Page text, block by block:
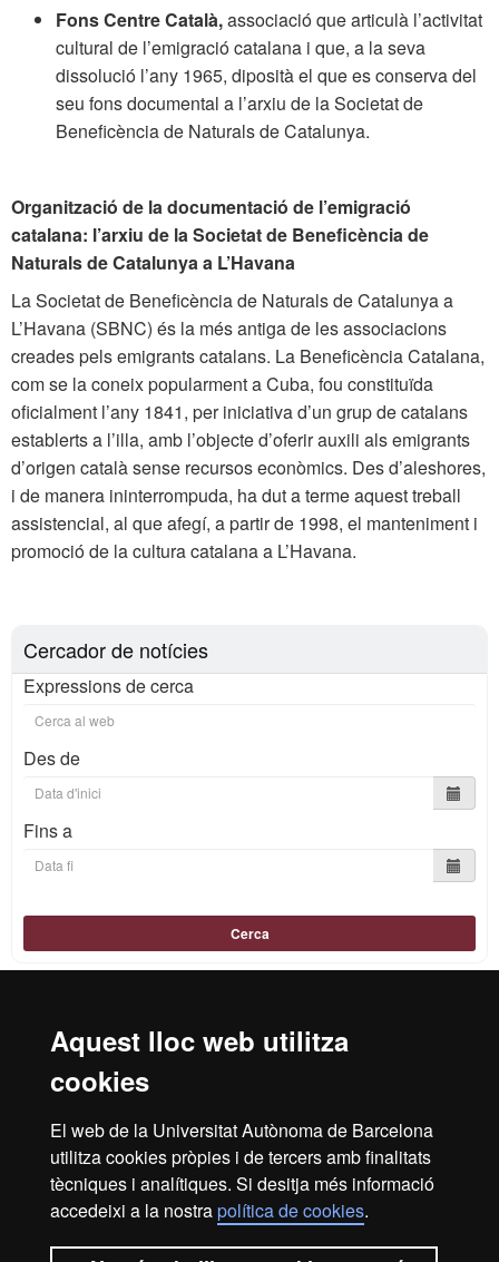
Aquest lloc web utilitza
cookies
El web de la Universitat Autònoma de Barcelona
utilitza cookies pròpies i de tercers amb finalitats
tècniques i analítiques. Si desitja més informació
accedeixi a la nostrapolítica de cookies.
Fons Centre Català,associació que articulà l’activitat
cultural de l’emigració catalana i que, a la seva
dissolució l’any 1965, diposità el que es conserva del
seu fons documental a l’arxiu de la Societat de
Beneficència de Naturals de Catalunya.
Organització de la documentació de l’emigració
catalana: l’arxiu de la Societat de Beneficència de
Naturals de Catalunya a L’Havana
La Societat de Beneficència de Naturals de Catalunya a
L’Havana (SBNC) és la més antiga de les associacions
creades pels emigrants catalans. La Beneficència Catalana,
com se la coneix popularment a Cuba, fou constituïda
oficialment l’any 1841, per iniciativa d’un grup de catalans
establerts a l’illa, amb l’objecte d’oferir auxili als emigrants
d’origen català sense recursos econòmics. Des d’aleshores,
i de manera ininterrompuda, ha dut a terme aquest treball
assistencial, al que afegí, a partir de 1998, el manteniment i
promoció de la cultura catalana a L’Havana.
Cercador de notícies
Expressions de cerca
Des de
Fins a
Cerca
Reconeixement internacional de l'excel·lència
HR
Inici Avís Legal Política de privacitat
Protecció de dades Sobre el web